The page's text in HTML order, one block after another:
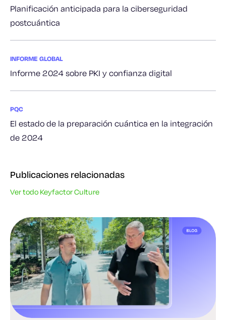
Planificación anticipada para la ciberseguridad
postcuántica
INFORME GLOBAL
Informe 2024 sobre PKI y confianza digital
PQC
El estado de la preparación cuántica en la integración
de 2024
Publicaciones relacionadas
Ver todo Keyfactor Culture